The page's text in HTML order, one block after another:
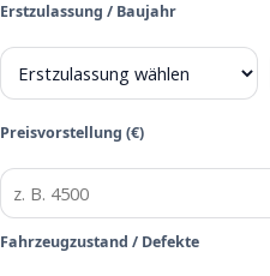
Erstzulassung / Baujahr
Preisvorstellung (€)
Fahrzeugzustand / Defekte